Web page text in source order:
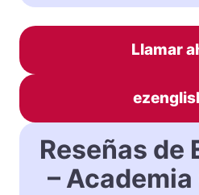
Llamar
Reseñas de
–